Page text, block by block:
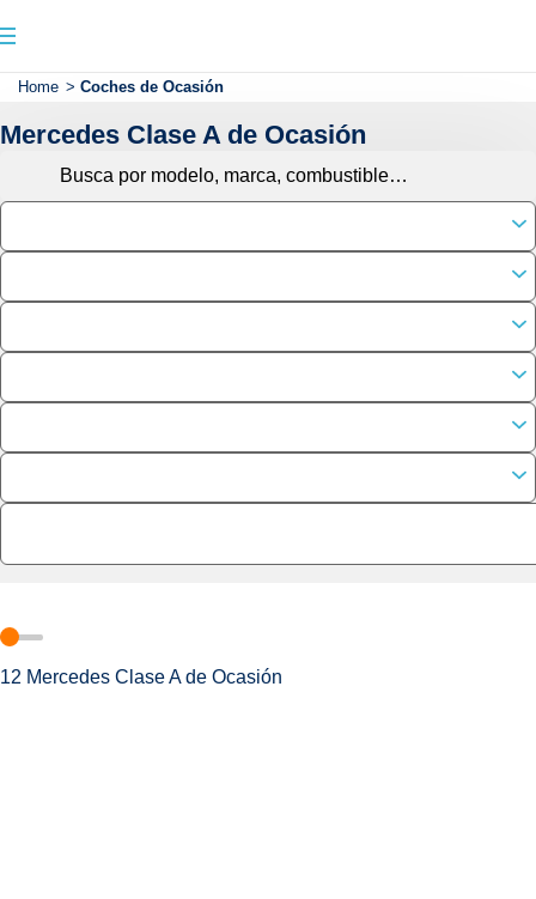
Home > Coches de Ocasión
Mercedes Clase A de Ocasión
12 Mercedes Clase A de Ocasión